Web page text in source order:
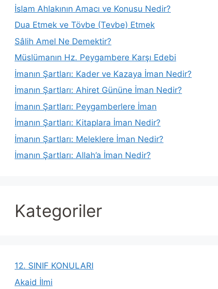
İslam Ahlakının Amacı ve Konusu Nedir?
Dua Etmek ve Tövbe (Tevbe) Etmek
Sâlih Amel Ne Demektir?
Müslümanın Hz. Peygambere Karşı Edebi
İmanın Şartları: Kader ve Kazaya İman Nedir?
İmanın Şartları: Ahiret Gününe İman Nedir?
İmanın Şartları: Peygamberlere İman
İmanın Şartları: Kitaplara İman Nedir?
İmanın Şartları: Meleklere İman Nedir?
İmanın Şartları: Allah’a İman Nedir?
Kategoriler
12. SINIF KONULARI
Akaid İlmi